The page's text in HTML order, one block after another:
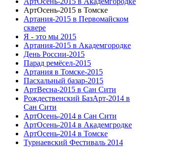
АртОсень-2015 в Томске
Артания-2015 в Первомайском
сквере
Я - это мы 2015
Артания-2015 в Академгородке
День России-2015
Парад ремёсел-2015
Артания в Томске-2015
Пасхальный базар-2015
АртВесна-2015 в Сан Сити
Рождественский БазАрт-2014 в
Сан Сити
АртОсень-2014 в Сан Сити
АртОсень-2014 в Академгродке
АртОсень-2014 в Томске
Турнаевский Фестиваль 2014